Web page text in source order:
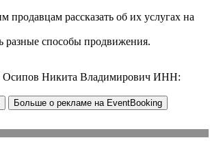
рассказать об их услугах на
разные способы продвижения.
Осипов Никита Владимирович ИНН:
Больше о рекламе на EventBooking